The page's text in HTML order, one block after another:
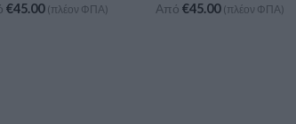
€45.00 (πλέον ΦΠΑ)
Από €45.00 (πλέον ΦΠΑ)